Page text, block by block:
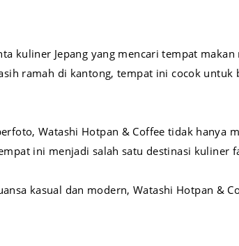
kuliner Jepang yang mencari tempat
ramah di kantong, tempat ini cocok
Watashi Hotpan & Coffee tidak hanya
ini menjadi salah satu destinasi
kasual dan modern, Watashi Hotpan &